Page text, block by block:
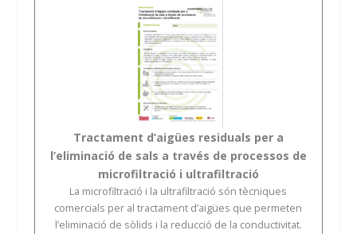
Tractament d’aigües residuals per a
l’eliminació de sals a través de processos de
microfiltració i ultrafiltració
La microfiltració i la ultrafiltració són tècniques
comercials per al tractament d’aigües que permeten
l’eliminació de sòlids i la reducció de la conductivitat.